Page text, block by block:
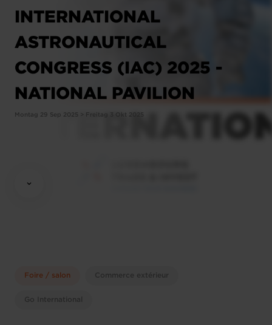
INTERNATIONAL
ASTRONAUTICAL
CONGRESS (IAC) 2025 -
NATIONAL PAVILION
Montag 29 Sep 2025 > Freitag 3 Okt 2025
Foire / salon Commerce extérieur
Go International